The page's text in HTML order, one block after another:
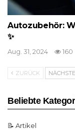
Autozubehör:
✨
Aug. 31, 2024 160
ZURÜCK NÄCHSTE
Beliebte
📝 Artikel